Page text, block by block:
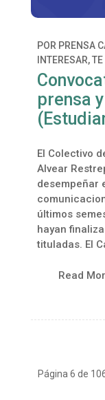
POR PRENSA
INTERESAR,TE
prensa
El Colectivo
Alvear
desempeñar
últimos
hayan
tituladas. El
Read
Página 6 de